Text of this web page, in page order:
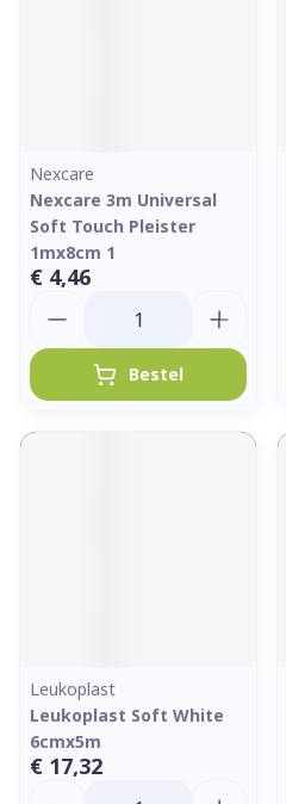
Nexcare
Nexcare 3m Universal
Soft Touch Pleister
1mx8cm 1
€ 4,46
Bestel
Leukoplast
Leukoplast Soft White
6cmx5m
€ 17,32